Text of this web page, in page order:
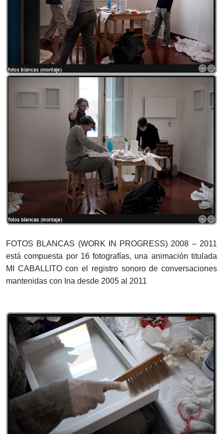
FOTOS BLANCAS (WORK IN PROGRESS) 2008 – 2011
está compuesta por 16 fotografías, una animación titulada
MI CABALLITO con el registro sonoro de conversaciones
mantenidas con Ina desde 2005 al 2011